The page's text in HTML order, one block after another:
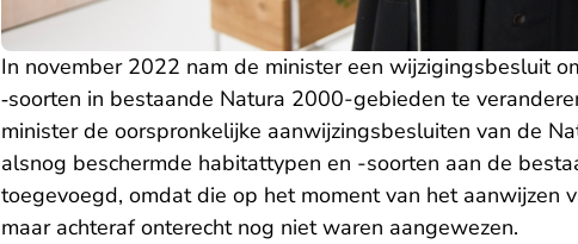
In november 2022 nam de minister een wijzigingsbesluit
‑soorten in bestaande Natura 2000-gebieden te
minister de oorspronkelijke aanwijzingsbesluiten van de
alsnog beschermde habitattypen en -soorten aan de
toegevoegd, omdat die op het moment van het aanwijzen
maar achteraf onterecht nog niet waren aangewezen.